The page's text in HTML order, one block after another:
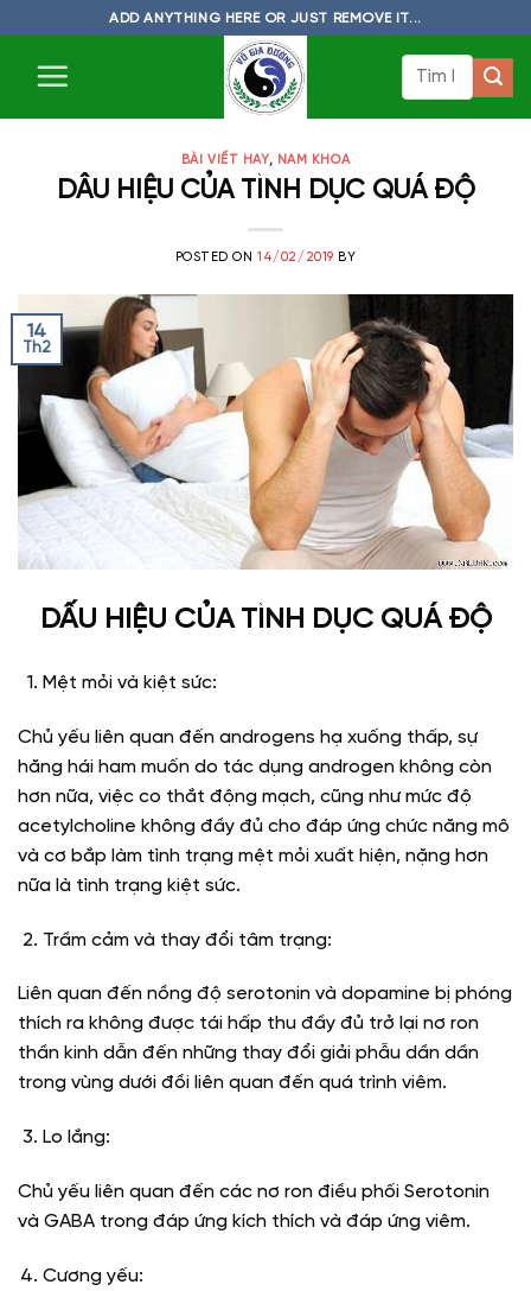
content
ADD ANYTHING HERE OR JUST REMOVE IT...
BÀI VIẾT HAY, NAM KHOA
DÂU HIỆU CỦA TÌNH DỤC QUÁ ĐỘ
POSTED ON14/02/2019 BY
14
Th2
DẤU HIỆU CỦA TÌNH DỤC QUÁ ĐỘ
Mệt mỏi và kiệt sức:
Chủ yếu liên quan đến androgens hạ xuống thấp, sự
hăng hái ham muốn do tác dụng androgen không còn
hơn nữa, việc co thắt động mạch, cũng như mức độ
acetylcholine không đầy đủ cho đáp ứng chức năng mô
và cơ bắp làm tình trạng mệt mỏi xuất hiện, nặng hơn
nữa là tình trạng kiệt sức.
Trầm cảm và thay đổi tâm trạng:
Liên quan đến nồng độ serotonin và dopamine bị phóng
thích ra không được tái hấp thu đầy đủ trở lại nơ ron
thần kinh dẫn đến những thay đổi giải phẫu dần dần
trong vùng dưới đồi liên quan đến quá trình viêm.
Lo lắng:
Chủ yếu liên quan đến các nơ ron điều phối Serotonin
và GABA trong đáp ứng kích thích và đáp ứng viêm.
Cương yếu: